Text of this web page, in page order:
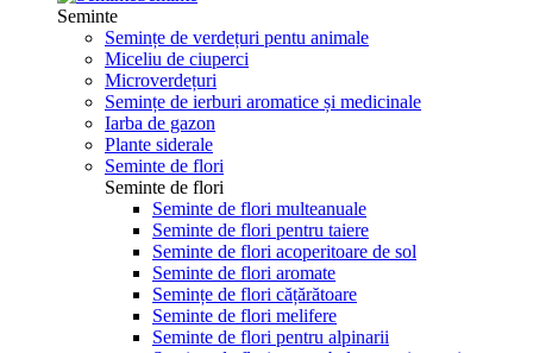
Seminte
Semințe de verdețuri pentu animale
Miceliu de ciuperci
Microverdețuri
Semințe de ierburi aromatice și medicinale
Iarba de gazon
Plante siderale
Seminte de flori
Seminte de flori
Seminte de flori multeanuale
Seminte de flori pentru taiere
Seminte de flori acoperitoare de sol
Seminte de flori aromate
Semințe de flori cățărătoare
Seminte de flori melifere
Seminte de flori pentru alpinarii